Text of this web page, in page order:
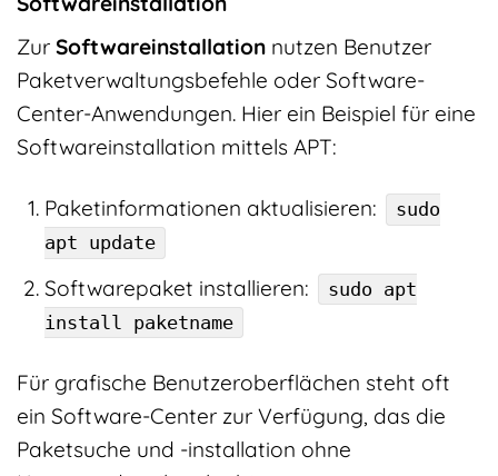
Zur Softwareinstallation nutzen Benutzer
Paketverwaltungsbefehle oder Software-
Center-Anwendungen. Hier ein Beispiel für eine
Softwareinstallation mittels APT:
Paketinformationen aktualisieren:
sudo
apt update
Softwarepaket installieren:
sudo apt
install paketname
Für grafische Benutzeroberflächen steht oft
ein Software-Center zur Verfügung, das die
Paketsuche und -installation ohne